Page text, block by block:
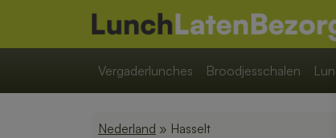
Vergaderlunches Broodjesschalen
Nederland » Hasselt